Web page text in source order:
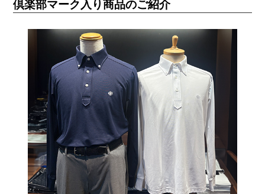
倶楽部マーク入り商品のご紹介